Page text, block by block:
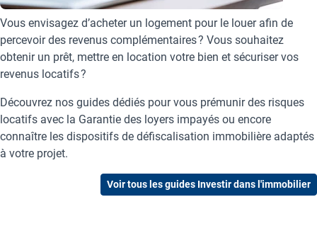
Vous envisagez d’acheter un logement pour le louer afin de
percevoir des revenus complémentaires ? Vous souhaitez
obtenir un prêt, mettre en location votre bien et sécuriser vos
revenus locatifs ?
Découvrez nos guides dédiés pour vous prémunir des risques
locatifs avec la Garantie des loyers impayés ou encore
connaître les dispositifs de défiscalisation immobilière adaptés
à votre projet.
Voir tous les guides Investir dans l'immobilier